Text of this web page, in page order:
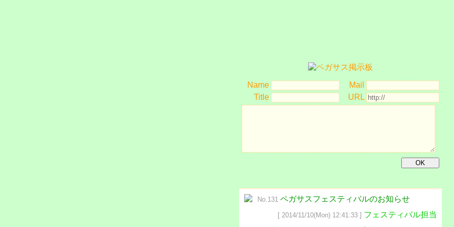
Name
Mail
Title
URL
No.131 ペガサスフェスティバルのお知らせ
[ 2014/11/10(Mon) 12:41:33 ] フェスティバル担当